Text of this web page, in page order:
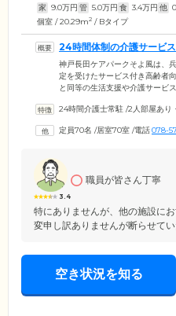
家 9.0万円 管 5.0万円 食 3.4万円 他 0
個室 / 20.29m2 / Bタイプ
24時間体制の介護サービ
者向け住宅です
神戸長田ケアパークそよ風は、
定を受けたサービス付き高齢者
と同等の生活支援や介護サービ
護スタッフは24時間365日常駐
め細やかにお手伝いいたします
24時間介護士常駐 /2人部屋あり
定員70名 /居室70室 /電話078-
3.4
職員が皆さん丁寧
特にありませんが、他の施設に
変申し訳ありませんが断らせて
空き状況を知る